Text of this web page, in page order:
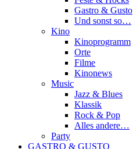
Gastro & Gusto
Und sonst so…
Kino
Kinoprogramm
Orte
Filme
Kinonews
Music
Jazz & Blues
Klassik
Rock & Pop
Alles andere…
Party
GASTRO & GUSTO